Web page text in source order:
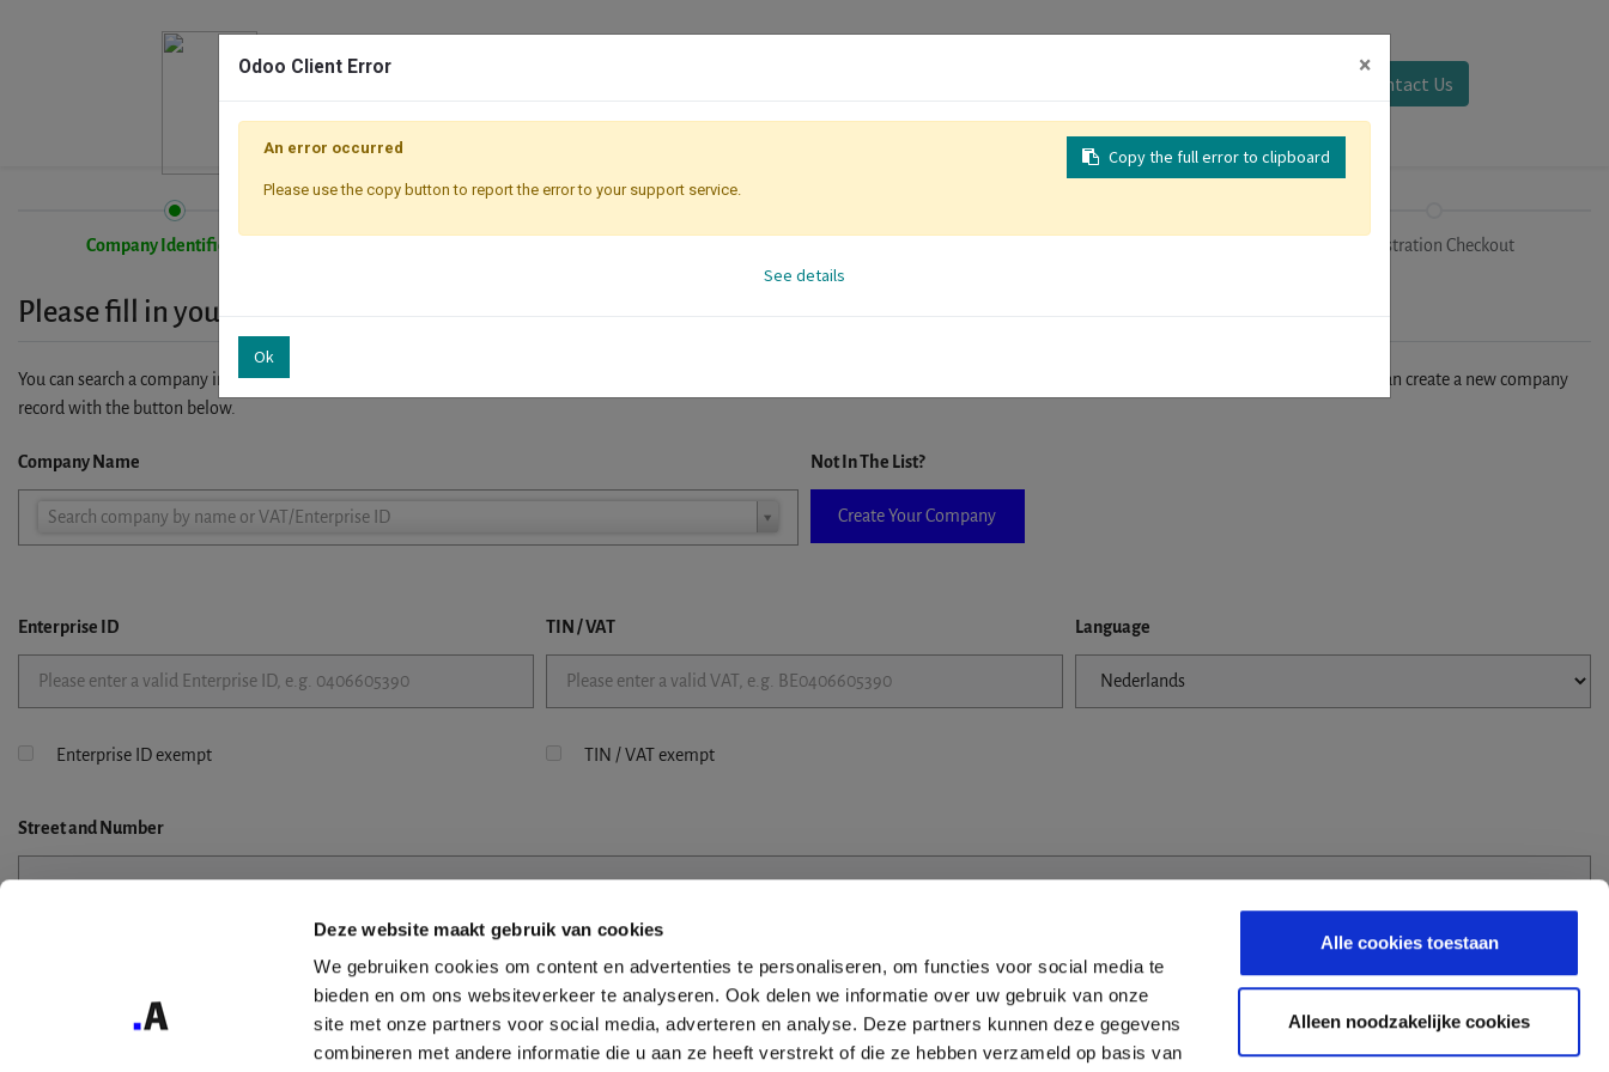
Deze website maakt gebruik van cookies
We gebruiken cookies om content en advertenties te personaliseren, om functies voor social media te
bieden en om ons websiteverkeer te analyseren. Ook delen we informatie over uw gebruik van onze
site met onze partners voor social media, adverteren en analyse. Deze partners kunnen deze gegevens
combineren met andere informatie die u aan ze heeft verstrekt of die ze hebben verzameld op basis van
Alle cookies toestaan
Alleen noodzakelijke cookies
Contact Us
Company Identification Registration Checkout
Please fill in your company details
You can search a company in our database by name, VAT or enterprise ID. When a company is selected it will auto-complete the form. If you don't find your company in our database, you can create a new company
record with the button below.
Company Name
Search company by name or VAT/Enterprise ID
Company
Not In The List?
Create Your Company
Enterprise ID TIN / VAT Language
Enterprise ID exempt TIN / VAT exempt
Streetand Number
Odoo Client Error ×
Copy the full error to clipboard
An error occurred
Please use the copy button to report the error to your support service.
See details
Ok